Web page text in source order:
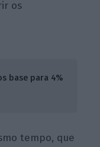
os
base para 4%
tempo, que